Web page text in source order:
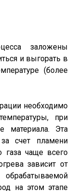
заложены
и выгорать в
(более
необходимо
при
материала. Эта
счет пламени
газа чаще всего
зависит от
на этом этапе